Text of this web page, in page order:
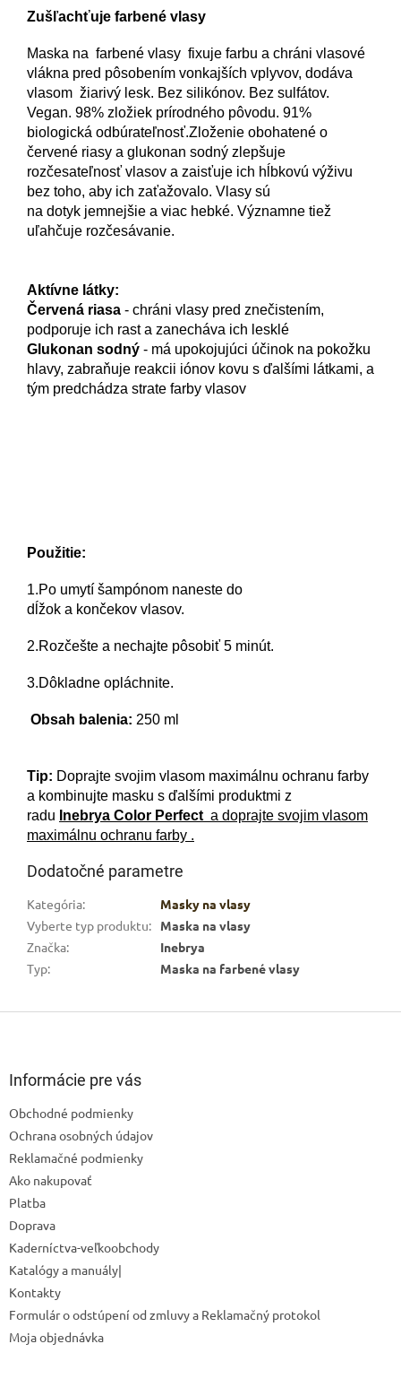
Zušľachťuje farbené vlasy
Maska na farbené vlasy fixuje farbu a chráni vlasové
vlákna pred pôsobením vonkajších vplyvov, dodáva
vlasom žiarivý lesk. Bez silikónov. Bez sulfátov.
Vegan. 98% zložiek prírodného pôvodu. 91%
biologická odbúrateľnosť.Zloženie obohatené o
červené riasy a glukonan sodný zlepšuje
rozčesateľnosť vlasov a zaisťuje ich hĺbkovú výživu
bez toho, aby ich zaťažovalo. Vlasy sú
na dotyk jemnejšie a viac hebké. Významne tiež
uľahčuje rozčesávanie.
Aktívne látky:
Červená riasa - chráni vlasy pred znečistením,
podporuje ich rast a zanecháva ich lesklé
Glukonan sodný - má upokojujúci účinok na pokožku
hlavy, zabraňuje reakcii iónov kovu s ďalšími látkami, a
tým predchádza strate farby vlasov
Použitie:
1.Po umytí šampónom naneste do
dĺžok a končekov vlasov.
2.Rozčešte a nechajte pôsobiť 5 minút.
3.Dôkladne opláchnite.
Obsah balenia: 250 ml
Tip: Doprajte svojim vlasom maximálnu ochranu farby
a kombinujte masku s ďalšími produktmi z
radu Inebrya Color Perfect a doprajte svojim vlasom
maximálnu ochranu farby .
Dodatočné parametre
Kategória:
Masky na vlasy
Vyberte typ produktu:
Maska na vlasy
Značka:
Inebrya
Typ: Maska na farbené vlasy
Informácie pre vás
Obchodné podmienky
Ochrana osobných údajov
Reklamačné podmienky
Ako nakupovať
Platba
Doprava
Kaderníctva-veľkoobchody
Katalógy a manuály|
Kontakty
Formulár o odstúpení od zmluvy a Reklamačný protokol
Moja objednávka